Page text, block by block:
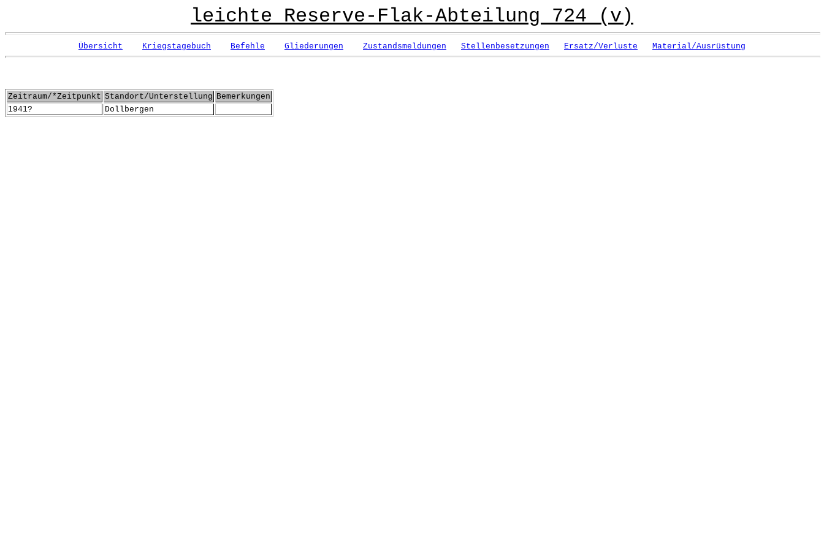
leichte Reserve-Flak-Abteilung 724 (v)
Übersicht Kriegstagebuch Befehle Gliederungen Zustandsmeldungen Stellenbesetzungen Ersatz/Verluste Material/Ausrüstung
Zeitraum/*Zeitpunkt Standort/Unterstellung Bemerkungen
1941?
Dollbergen